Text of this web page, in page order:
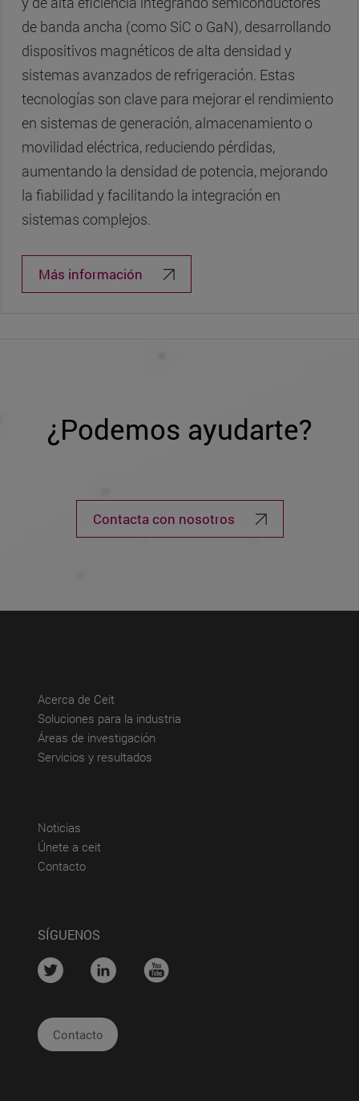
de banda ancha (como SiC o GaN), desarrollando
dispositivos magnéticos de alta densidad y
sistemas avanzados de refrigeración. Estas
tecnologías son clave para mejorar el rendimiento
en sistemas de generación, almacenamiento o
movilidad eléctrica, reduciendo pérdidas,
aumentando la densidad de potencia, mejorando
la fiabilidad y facilitando la integración en
sistemas complejos.
Más información
¿Podemos ayudarte?
Contacta con nosotros
Acerca de Ceit(abre en nueva ventana)
Soluciones para la industria
Áreas de investigación
Servicios y resultados
Noticias
Únete a ceit(abre en nueva ventana)
Contacto(abre en nueva ventana)
SÍGUENOS
.... .... ....
Contacto